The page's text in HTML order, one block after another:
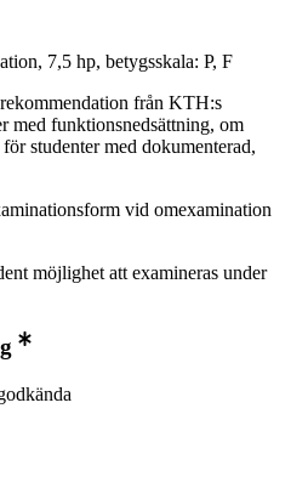
7,5 hp, betygsskala: P, F
från KTH:s
med funktionsnedsättning, om
studenter med dokumenterad,
vid omexamination
möjlighet att examineras under